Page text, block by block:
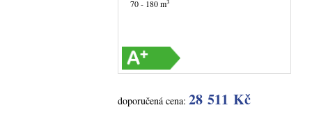
70 - 180 m3
doporučená cena:28 511 Kč